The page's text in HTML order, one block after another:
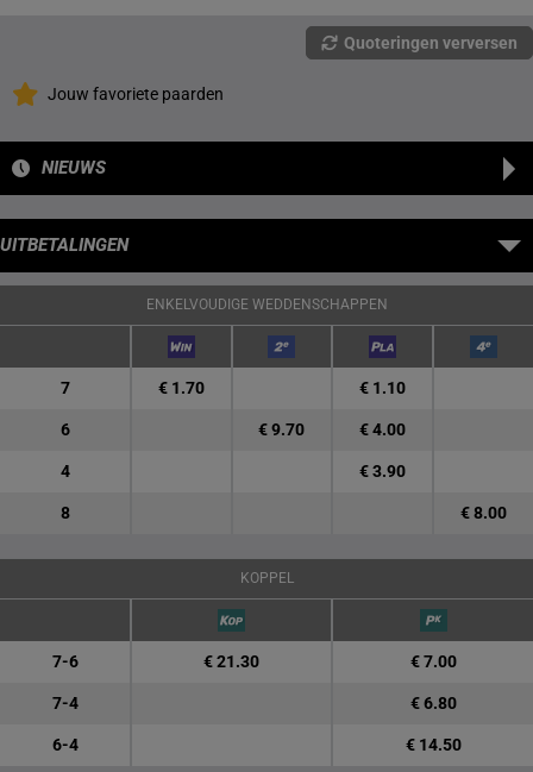
Quoteringen verversen
Jouw favoriete paarden
NIEUWS
UITBETALINGEN
ENKELVOUDIGE WEDDENSCHAPPEN
7 € 1.70 € 1.10
6 € 9.70 € 4.00
4 € 3.90
8 € 8.00
KOPPEL
7-6 € 21.30 € 7.00
7-4 € 6.80
6-4 € 14.50